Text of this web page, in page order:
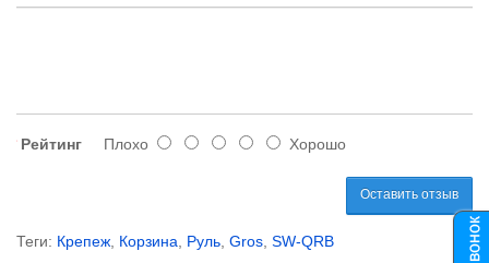
Рейтинг Плохо Хорошо
Оставить отзыв
Теги: Крепеж Корзина Руль Gros SW-QRB